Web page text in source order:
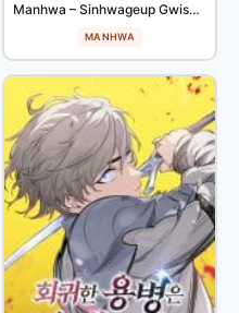
Manhwa – Sinhwageup Gwisok Item-eul Sone Neoeotda
MANHWA